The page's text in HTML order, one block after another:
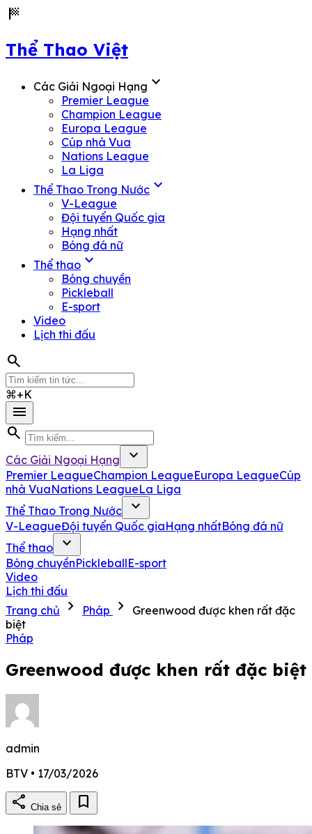
sports_score
Thể Thao Việt
Các Giải Ngoại Hạng expand_more
Premier League
Champion League
Europa League
Cúp nhà Vua
Nations League
La Liga
Thể Thao Trong Nước expand_more
V-League
Đội tuyển Quốc gia
Hạng nhất
Bóng đá nữ
Thể thao expand_more
Bóng chuyền
Pickleball
E-sport
Video
Lịch thi đấu
search
⌘+K
menu
search
Các Giải Ngoại Hạng expand_more
Premier LeagueChampion LeagueEuropa LeagueCúp
nhà VuaNations LeagueLa Liga
Thể Thao Trong Nước
expand_more
V-LeagueĐội tuyển Quốc giaHạng nhấtBóng đá nữ
Thể thao
expand_more
Bóng chuyềnPickleballE-sport
Video
Lịch thi đấu
Trang chủ
chevron_right Pháp chevron_right
Greenwood được khen rất đặc
biệt
Pháp
Greenwood được khen rất đặc biệt
admin
BTV • 17/03/2026
share Chia sẻ bookmark